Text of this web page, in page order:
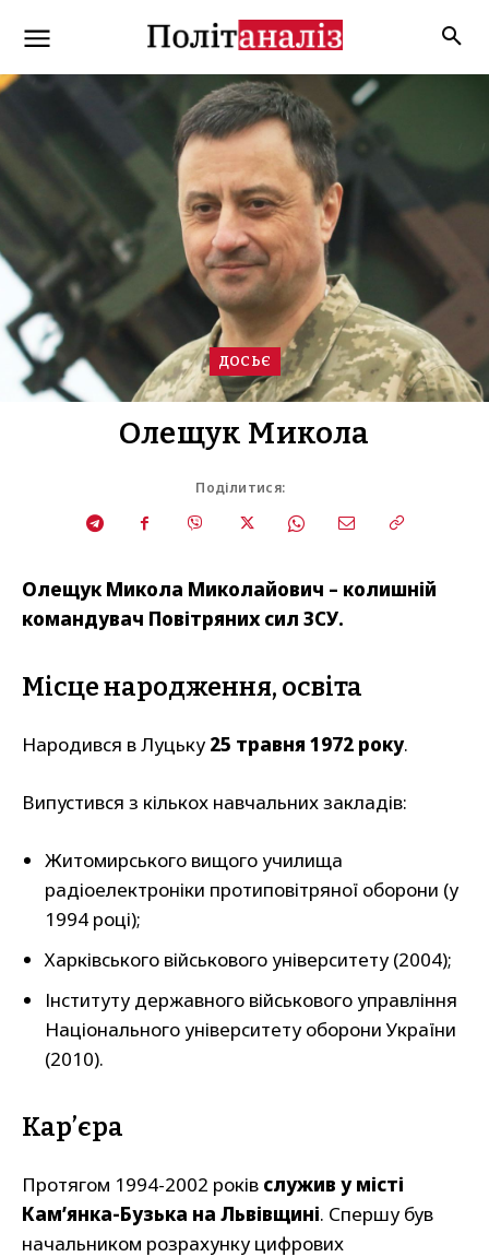
ДОСЬЄ
Олещук Микола
Поділитися:
Олещук Микола Миколайович – колишній
командувач Повітряних сил ЗСУ.
Місце народження, освіта
Народився в Луцьку 25 травня 1972 року.
Випустився з кількох навчальних закладів:
Житомирського вищого училища
радіоелектроніки протиповітряної оборони (у
1994 році);
Харківського військового університету (2004);
Інституту державного військового управління
Національного університету оборони України
(2010).
Карʼєра
Протягом 1994-2002 років служив у місті
Камʼянка-Бузька на Львівщині. Спершу був
начальником розрахунку цифрових